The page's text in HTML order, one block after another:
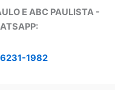
E ABC PAULISTA -
1982